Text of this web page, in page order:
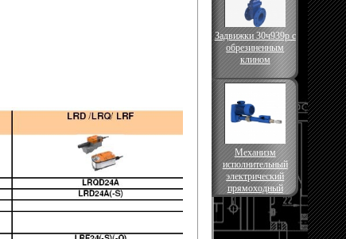
Задвижки 30ч939р с
обрезиненным
клином
Механизм
исполнительный
электрический
прямоходный